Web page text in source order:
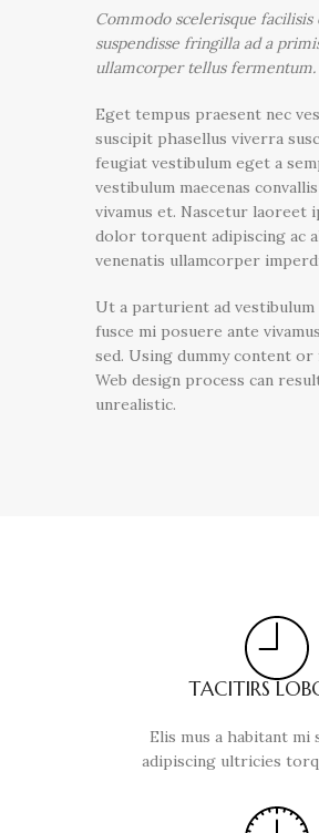
Commodo scelerisque
suspendisse fringilla ad a
ullamcorper tellus fermentum.
Eget tempus praesent nec
suscipit phasellus viverra
feugiat vestibulum eget a
vestibulum maecenas
vivamus et. Nascetur laoreet
dolor torquent adipiscing ac
venenatis ullamcorper
Ut a parturient ad
fusce mi posuere ante
sed. Using dummy content
Web design process can
unrealistic.
TACITIRS
Elis mus a habitant mi
adipiscing ultricies